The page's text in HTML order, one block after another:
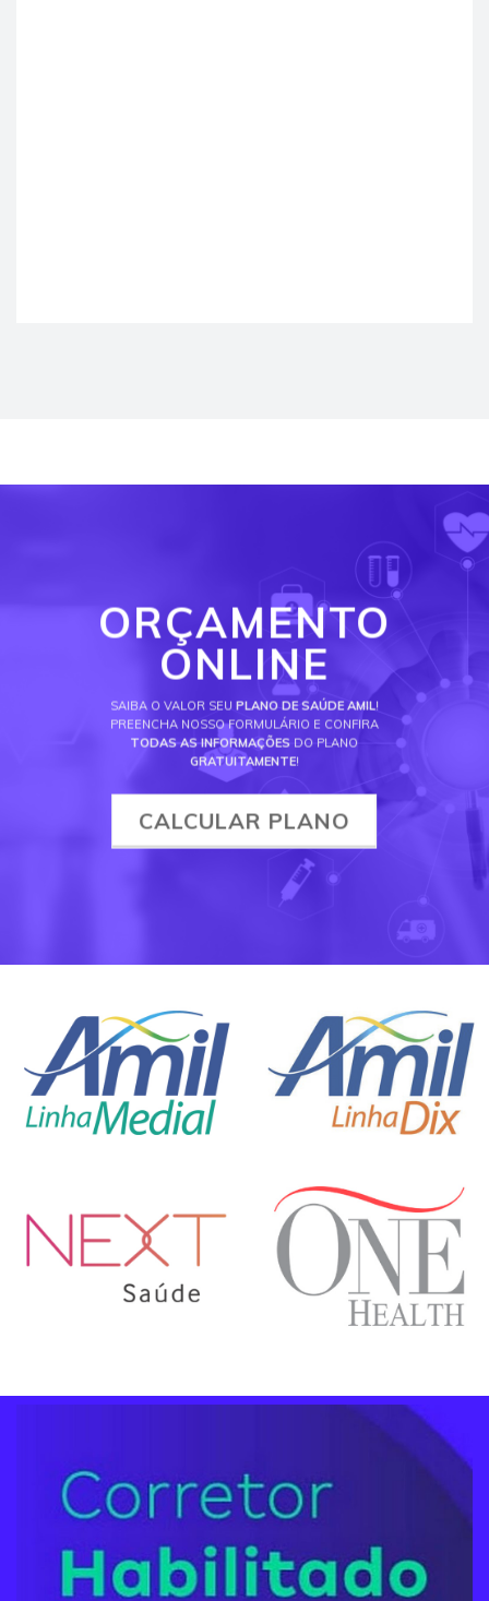
ORÇAMENTO
ONLINE
SAIBA O VALOR SEU PLANO DE SAÚDE AMIL!
PREENCHA NOSSO FORMULÁRIO E CONFIRA
TODAS AS INFORMAÇÕES DO PLANO
GRATUITAMENTE!
CALCULAR PLANO